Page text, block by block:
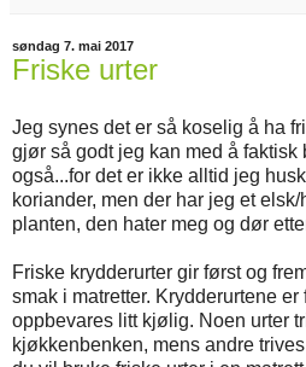
søndag 7. mai 2017
Friske urter
Jeg synes det er så koselig å ha
gjør så godt jeg kan med å faktisk
også...for det er ikke alltid jeg
koriander, men der har jeg et
planten, den hater meg og dør
Friske krydderurter gir først og
smak i matretter. Krydderurtene
oppbevares litt kjølig. Noen urter
kjøkkenbenken, mens andre